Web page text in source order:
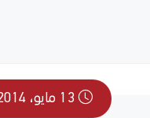
13 مايو، 2014